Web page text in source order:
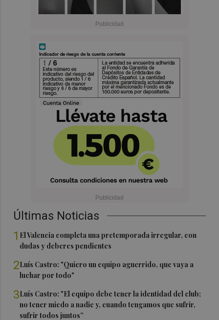
Últimas Noticias
1 El Valencia completa una pretemporada irregular, con
dudas y deberes pendientes
2Luís Castro: "Quiero un equipo aguerrido, que vaya a
luchar por todo"
3Luís Castro: "El equipo debe tener la identidad del club;
no tener miedo a nadie y, cuando tengamos que sufrir,
sufrir todos juntos”